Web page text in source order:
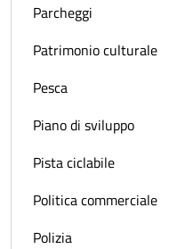
Parcheggi
Patrimonio culturale
Pesca
Piano di sviluppo
Pista ciclabile
Politica commerciale
Polizia